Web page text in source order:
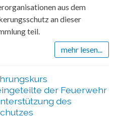
aus dem
an dieser
teil.
mehr lesen...
der Feuerwehr
des